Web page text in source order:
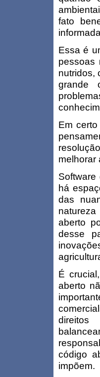
fato
Essa é
pessoas
nutridos,
grande
Em
melhorar
há
das
aberto
desse
É
aberto
código
impõem.